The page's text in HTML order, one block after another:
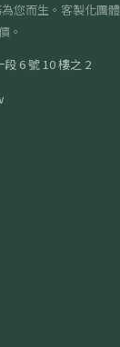
您而生。客製化團體
。
6 號 10 樓之 2